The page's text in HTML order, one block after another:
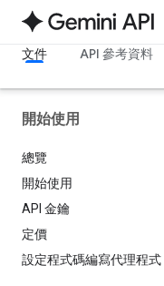
文件 API 參考資料
開始使用
總覽
開始使用
API 金鑰
定價
設定程式碼編寫代理程式